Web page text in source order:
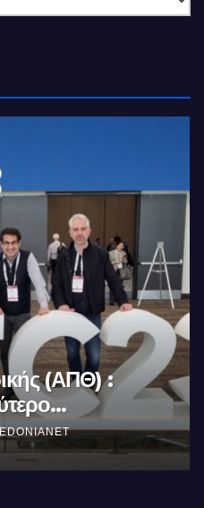
του
MACEDONIANET